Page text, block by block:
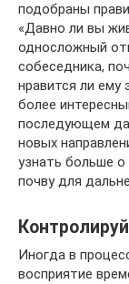
подобраны
«Давно ли вы
односложный
собеседника,
нравится ли ему
более
последующем
новых
узнать больше
почву для
Иногда в
восприятие